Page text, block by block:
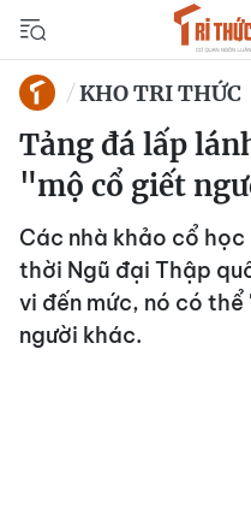
KHO TRI THỨC
Tảng đá lấp
"mộ cổ giết
Các nhà khảo cổ
thời Ngũ đại Thập
vi đến mức, nó có
người khác.